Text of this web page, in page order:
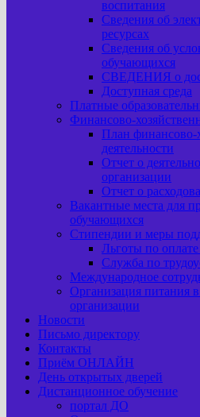
воспитания
Сведения об
ресурсах
Сведения об
обучающихся
СВЕДЕНИЯ о
Доступная среда
Платные
Финансово-
План финансово-
деятельности
Отчет о
организации
Отчет о
Вакантные места для
обучающихся
Стипендии и меры
Льготы по оплате
Служба по
Международное
Организация питания в
организации
Новости
Письмо директору
Контакты
Приём ОНЛАЙН
День открытых дверей
Дистанционное обучение
портал ДО